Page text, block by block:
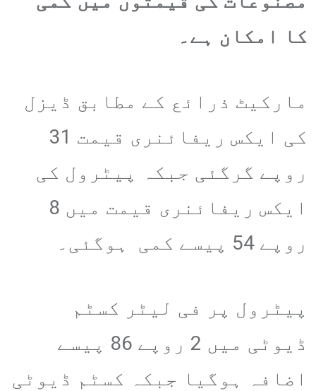
کا امکان ہے۔
مارکیٹ ذرائع کے مطابق ڈیزل
کی ایکس ریفائنری قیمت 31
روپے گرگئی جبکہ پیٹرول کی
ایکس ریفائنری قیمت میں 8
روپے 54 پیسے کمی ہوگئی۔
پیٹرول پر فی لیٹر کسٹم
ڈیوٹی میں 2 روپے 86 پیسے
اضافہ ہوگیا جبکہ کسٹم ڈیوٹی